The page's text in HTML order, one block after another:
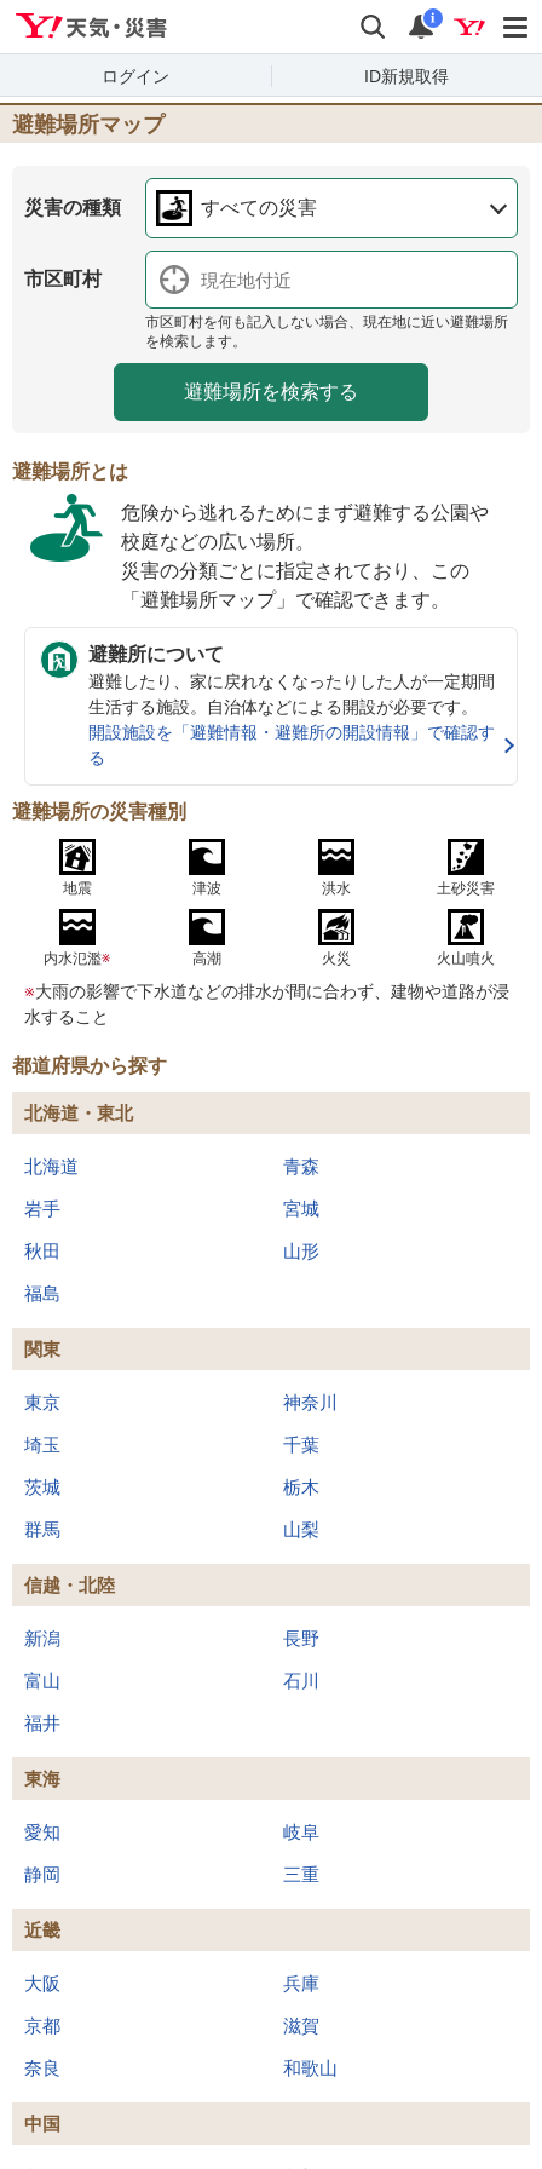
検索 通知
i
ログイン ID新規取得
避難場所マップ
災害の種類 すべての災害
市区町村
市区町村を何も記入しない場合、現在地に近い避難場所
を検索します。
避難場所とは
危険から逃れるためにまず避難する公園や
校庭などの広い場所。
災害の分類ごとに指定されており、この
「避難場所マップ」で確認できます。
避難所について
避難したり、家に戻れなくなったりした人が一定期間
生活する施設。自治体などによる開設が必要です。
開設施設を「避難情報・避難所の開設情報」で確認す
る
避難場所の災害種別
地震 津波 洪水 土砂災害
内水氾濫※ 高潮 火災 火山噴火
※大雨の影響で下水道などの排水が間に合わず、建物や道路が浸
水すること
都道府県から探す
北海道・東北
北海道 青森
岩手 宮城
秋田 山形
福島
関東
東京 神奈川
埼玉 千葉
茨城 栃木
群馬 山梨
信越・北陸
新潟 長野
富山 石川
福井
東海
愛知 岐阜
静岡 三重
近畿
大阪 兵庫
京都 滋賀
奈良 和歌山
中国